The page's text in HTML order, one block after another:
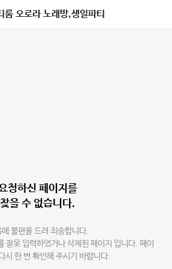
룸 오로라 노래방,생일파티
청하신 페이지를
찾을 수 없습니다.
에 불편을 드려 죄송합니다.
잘못 입력하였거나 삭제된 페이지 입니다. 페이
시 한 번 확인해 주시기 바랍니다.